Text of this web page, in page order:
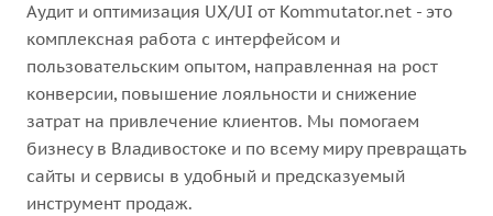
Аудит и оптимизация UX/UI от Kommutator.net - это
комплексная работа с интерфейсом и
пользовательским опытом, направленная на рост
конверсии, повышение лояльности и снижение
затрат на привлечение клиентов. Мы помогаем
бизнесу в Владивостоке и по всему миру превращать
сайты и сервисы в удобный и предсказуемый
инструмент продаж.